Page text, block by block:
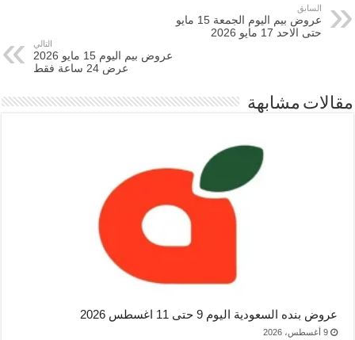
السابق
عروض بيم اليوم الجمعة 15 مايو
حتى الاحد 17 مايو 2026
التالي
عروض بيم اليوم 15 مايو 2026
عرض 24 ساعة فقط
مقالات مشابهة
عروض بنده السعودية اليوم 9 حتى 11 اغسطس 2026
9 أغسطس، 2026